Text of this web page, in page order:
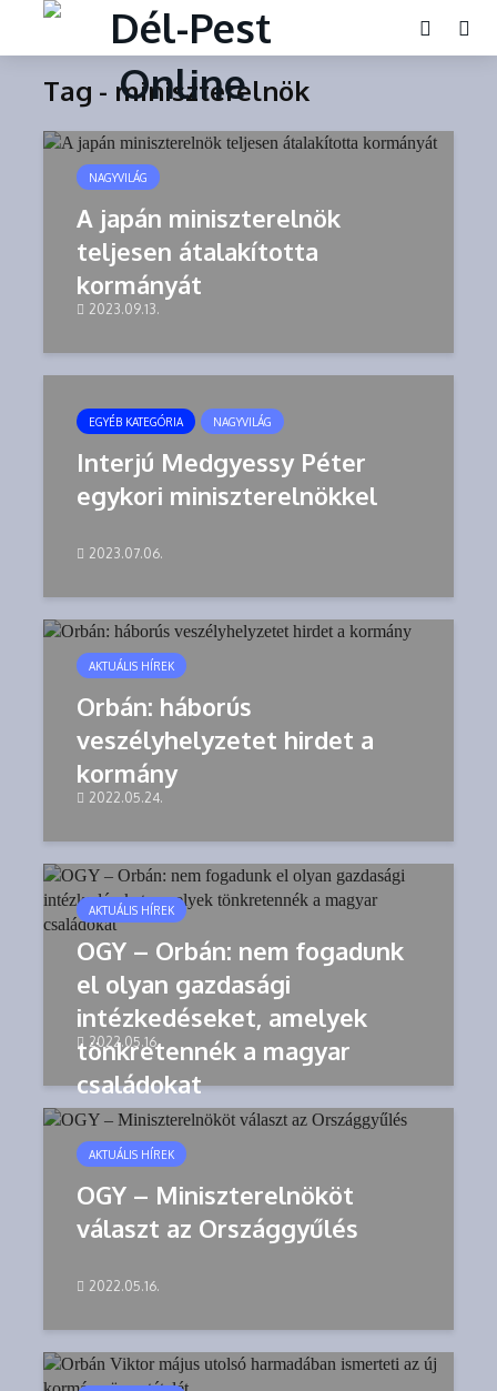
Tag - miniszterelnök
NAGYVILÁG
A japán miniszterelnök
teljesen átalakította
kormányát
2023.09.13.
EGYÉB KATEGÓRIA NAGYVILÁG
Interjú Medgyessy Péter
egykori miniszterelnökkel
2023.07.06.
AKTUÁLIS HÍREK
Orbán: háborús
veszélyhelyzetet hirdet a
kormány
2022.05.24.
AKTUÁLIS HÍREK
OGY – Orbán: nem fogadunk
el olyan gazdasági
intézkedéseket, amelyek
tönkretennék a magyar
családokat
2022.05.16.
AKTUÁLIS HÍREK
OGY – Miniszterelnököt
választ az Országgyűlés
2022.05.16.